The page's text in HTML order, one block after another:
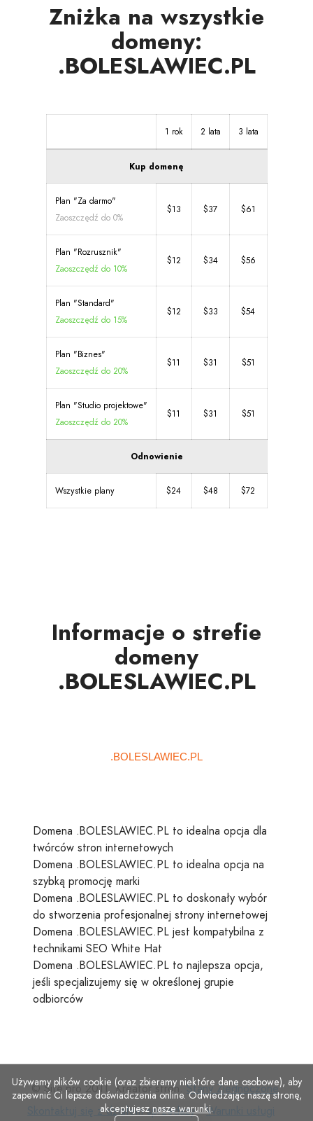
Zniżka na wszystkie
domeny:
.BOLESLAWIEC.PL
1 rok 2 lata 3 lata
Kup domenę
Plan "Za darmo"
Zaoszczędź do 0%
$13 $37 $61
Plan "Rozrusznik"
Zaoszczędź do 10%
$12 $34 $56
Plan "Standard"
Zaoszczędź do 15%
$12 $33 $54
Plan "Biznes"
Zaoszczędź do 20%
$11 $31 $51
Plan "Studio projektowe"
Zaoszczędź do 20%
$11 $31 $51
Odnowienie
Wszystkie plany $24 $48 $72
Informacje o strefie
domeny
.BOLESLAWIEC.PL
Domena .BOLESLAWIEC.PL to idealna opcja dla
twórców stron internetowych
Domena .BOLESLAWIEC.PL to idealna opcja na
szybką promocję marki
Domena .BOLESLAWIEC.PL to doskonały wybór
do stworzenia profesjonalnej strony internetowej
Domena .BOLESLAWIEC.PL jest kompatybilna z
technikami SEO White Hat
Domena .BOLESLAWIEC.PL to najlepsza opcja,
jeśli specjalizujemy się w określonej grupie
odbiorców
© Site.pro 2011. Kreator stron.Stany Zjednoczone.
Skontaktuj się z działem sprzedaży
Warunki
Warunki usługi
Używamy plików cookie (oraz zbieramy niektóre dane osobowe), aby
zapewnić Ci lepsze doświadczenia online. Odwiedzając naszą stronę,
akceptujesz nasze warunki.